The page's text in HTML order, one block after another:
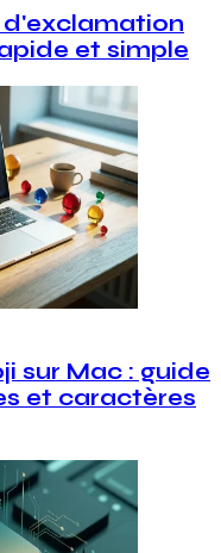
et simple
sur Mac : guide
et caractères